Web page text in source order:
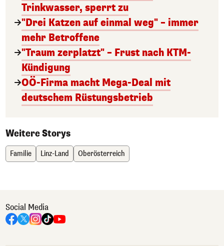
Trinkwasser, sperrt zu
"Drei Katzen auf einmal weg" – immer
mehr Betroffene
"Traum zerplatzt" – Frust nach KTM-
Kündigung
OÖ-Firma macht Mega-Deal mit
deutschem Rüstungsbetrieb
Weitere Storys
Familie Linz-Land Oberösterreich
Social Media